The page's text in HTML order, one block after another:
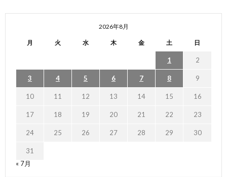
2026年8月
月 火 水 木 金 土 日
1 2
3 4 5 6 7 8 9
10 11 12 13 14 15 16
17 18 19 20 21 22 23
24 25 26 27 28 29 30
31
« 7月